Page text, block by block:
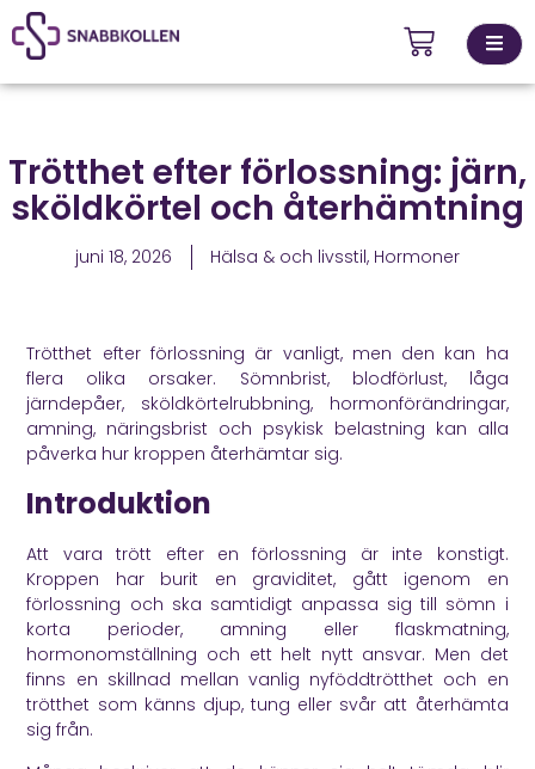
Kontakta
oss
Trötthet efter förlossning: järn,
sköldkörtel och återhämtning
juni 18, 2026 Hälsa & och livsstil, Hormoner
Trötthet efter förlossning är vanligt, men den kan ha
flera olika orsaker. Sömnbrist, blodförlust, låga
järndepåer, sköldkörtelrubbning, hormonförändringar,
amning, näringsbrist och psykisk belastning kan alla
påverka hur kroppen återhämtar sig.
Introduktion
Att vara trött efter en förlossning är inte konstigt.
Kroppen har burit en graviditet, gått igenom en
förlossning och ska samtidigt anpassa sig till sömn i
korta perioder, amning eller flaskmatning,
hormonomställning och ett helt nytt ansvar. Men det
finns en skillnad mellan vanlig nyföddtrötthet och en
trötthet som känns djup, tung eller svår att återhämta
sig från.